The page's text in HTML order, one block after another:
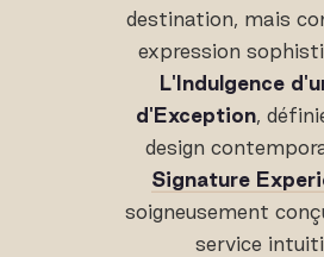
destination, mais
expression
L'Indulgence
d'Exception,
design
Signature
soigneusement
service